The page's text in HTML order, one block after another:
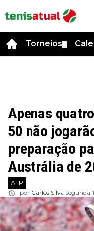
Torneios
Apenas
50 não
preparação
Austrália de
ATP
por Carlos Silva segunda-